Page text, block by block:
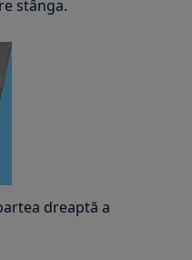
stânga.
dreaptă a